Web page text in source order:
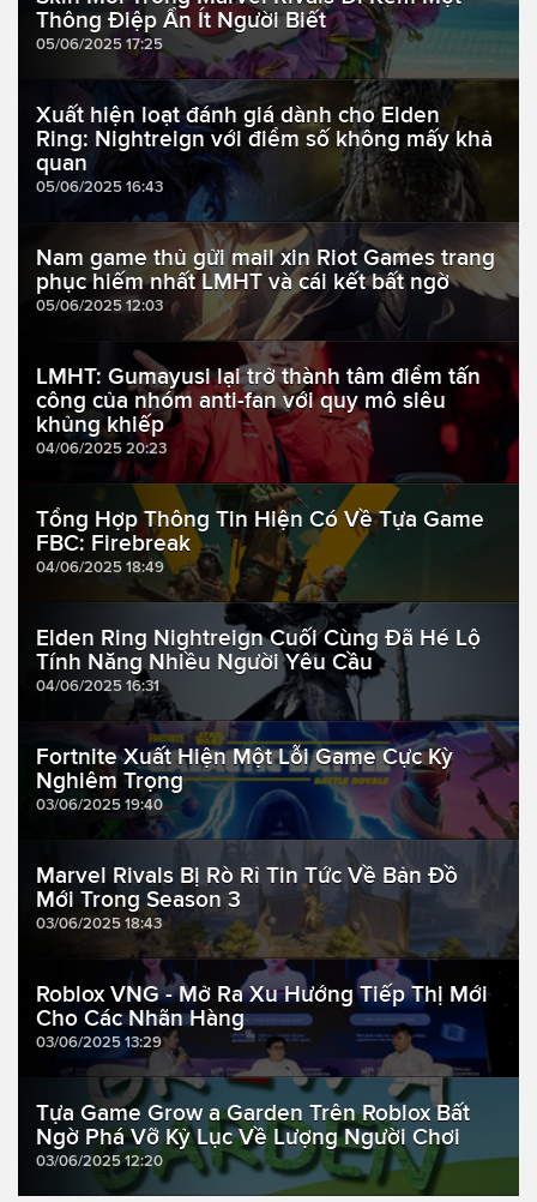
Thông Điệp Ẩn Ít Người Biết
05/06/2025 17:25
Xuất hiện loạt đánh giá dành cho Elden
Ring: Nightreign với điểm số không mấy khả
quan
05/06/2025 16:43
Nam game thủ gửi mail xin Riot Games trang
phục hiếm nhất LMHT và cái kết bất ngờ
05/06/2025 12:03
LMHT: Gumayusi lại trở thành tâm điểm tấn
công của nhóm anti-fan với quy mô siêu
khủng khiếp
04/06/2025 20:23
Tổng Hợp Thông Tin Hiện Có Về Tựa Game
FBC: Firebreak
04/06/2025 18:49
Elden Ring Nightreign Cuối Cùng Đã Hé Lộ
Tính Năng Nhiều Người Yêu Cầu
04/06/2025 16:31
Fortnite Xuất Hiện Một Lỗi Game Cực Kỳ
Nghiêm Trọng
03/06/2025 19:40
Marvel Rivals Bị Rò Rỉ Tin Tức Về Bản Đồ
Mới Trong Season 3
03/06/2025 18:43
Roblox VNG - Mở Ra Xu Hướng Tiếp Thị Mới
Cho Các Nhãn Hàng
03/06/2025 13:29
Tựa Game Grow a Garden Trên Roblox Bất
Ngờ Phá Vỡ Kỷ Lục Về Lượng Người Chơi
03/06/2025 12:20